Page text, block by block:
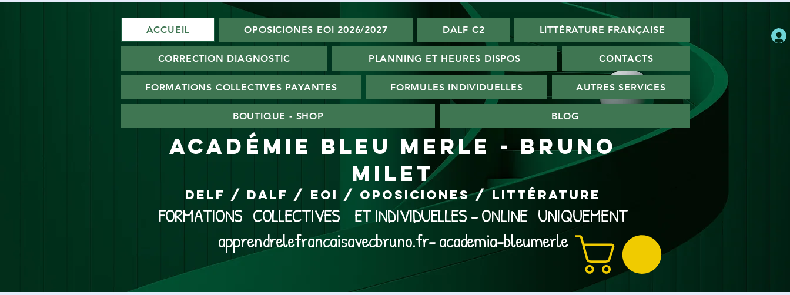
ACCUEIL OPOSICIONES EOI 2026/2027 DALF C2 LITTÉRATURE FRANÇAISE
CORRECTION DIAGNOSTIC PLANNING ET HEURES DISPOS CONTACTS
FORMATIONS COLLECTIVES PAYANTES FORMULES INDIVIDUELLES AUTRES SERVICES
BOUTIQUE - SHOP BLOG
ACADÉMIE BLEU MERLE - Bruno
MILET
DELF / DALF / EOI / Oposiciones / Littérature
FORMATIONS COLLECTIVES ET INDIVIDUELLES - ONLINE UNIQUEMENT
apprendrelefrancaisavecbruno.fr- academia-bleumerle